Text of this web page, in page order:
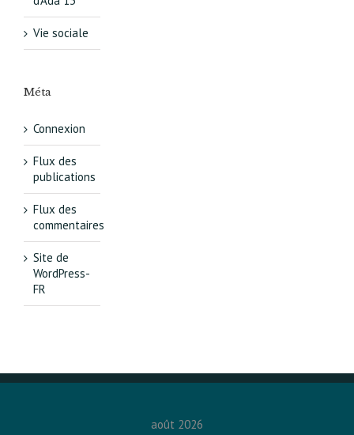
Vie sociale
Méta
Connexion
Flux des
publications
Flux des
commentaires
Site de
WordPress-
FR
août 2026